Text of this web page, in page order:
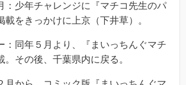
：少年チャレンジに『マチコ先生のパ
載をきっかけに上京（下井草）。
：同年５月より、『まいっちんぐマチ
。その後、千葉県内に戻る。